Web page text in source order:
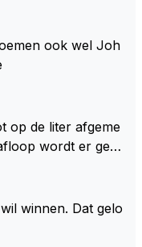
veranderen. Hij wi
met de eigen moto
in een van de
Als hij perse uit
hij al veel eerd
ook wel Joh
op de liter afgeme
J
brandstoof moete
dat ze die ene li
winnen. Dat gelo